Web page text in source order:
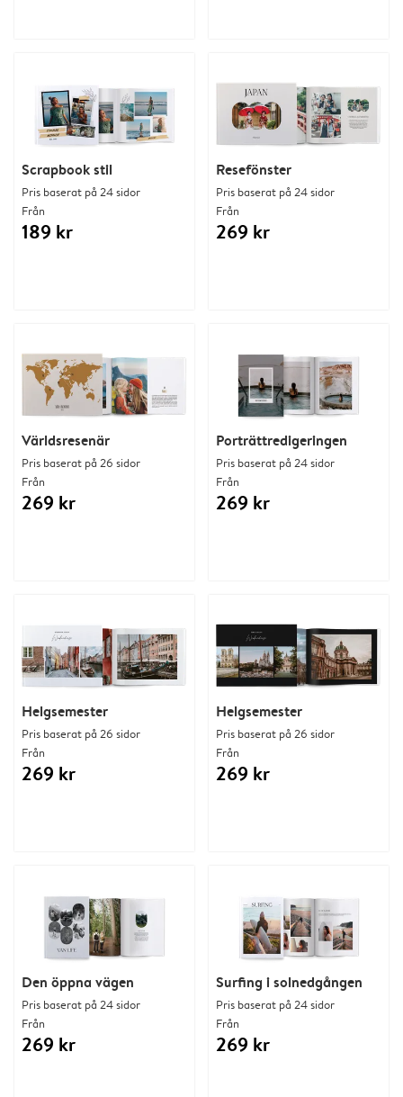
Surfing i solnedgången
Pris baserat på 24 sidor
Från
269 kr
Scrapbook stil
Pris baserat på 24 sidor
Från
189 kr
Helgsemester
Pris baserat på 26 sidor
Från
269 kr
Resefönster
Pris baserat på 24 sidor
Från
269 kr
Porträttredigeringen
Pris baserat på 24 sidor
Från
269 kr
Den öppna vägen
Pris baserat på 24 sidor
Från
269 kr
Helgsemester
Pris baserat på 26 sidor
Från
269 kr
Världsresenär
Pris baserat på 26 sidor
Från
269 kr